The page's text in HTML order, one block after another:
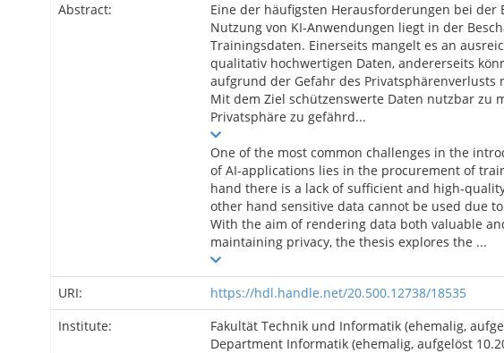
Abstract:
Eine der häufigsten Herausforderungen bei der
Nutzung von KI-Anwendungen liegt in der
Trainingsdaten. Einerseits mangelt es an
qualitativ hochwertigen Daten, andererseits
aufgrund der Gefahr des Privatsphärenverlusts
Mit dem Ziel schützenswerte Daten nutzbar zu
Privatsphäre zu gefährd...
One of the most common challenges in the
of AI-applications lies in the procurement of
hand there is a lack of sufficient and high-
other hand sensitive data cannot be used due
With the aim of rendering data both valuable
maintaining privacy, the thesis explores the ...
URI:
https://hdl.handle.net/20.500.12738/18535
Institute:
Fakultät Technik und Informatik (ehemalig,
Department Informatik (ehemalig, aufgelöst